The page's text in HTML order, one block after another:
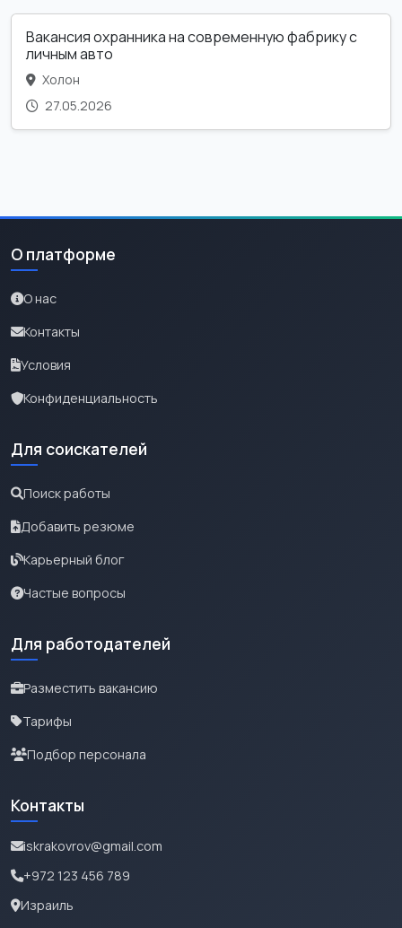
Вакансия охранника на современную фабрику с
личным авто
Холон
27.05.2026
О платформе
О нас
Контакты
Условия
Конфиденциальность
Для соискателей
Поиск работы
Добавить резюме
Карьерный блог
Частые вопросы
Для работодателей
Разместить вакансию
Тарифы
Подбор персонала
Контакты
iskrakovrov@gmail.com
+972 123 456 789
Израиль